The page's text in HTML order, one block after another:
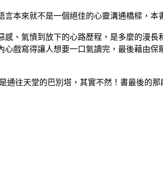
來就不是一個絕佳的心靈溝通橋樑，本
氣憤到放下的心路歷程，是多麼的漫長
戲寫得讓人想要一口氣讀完，最後藉由保
往天堂的巴別塔，其實不然！書最後的那